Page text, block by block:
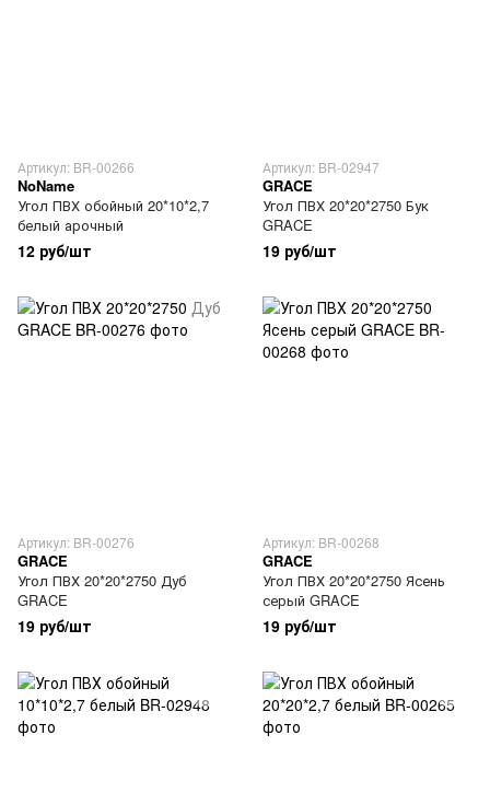
Артикул: BR-00266
NoName
Угол ПВХ обойный 20*10*2,7
белый арочный
12 руб/шт
Артикул: BR-02947
GRACE
Угол ПВХ 20*20*2750 Бук
GRACE
19 руб/шт
Артикул: BR-00276
GRACE
Угол ПВХ 20*20*2750 Дуб
GRACE
19 руб/шт
Артикул: BR-00268
GRACE
Угол ПВХ 20*20*2750 Ясень
серый GRACE
19 руб/шт